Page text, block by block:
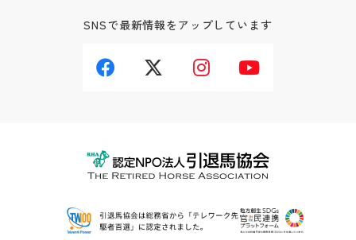
SNSで最新情報をアップしています